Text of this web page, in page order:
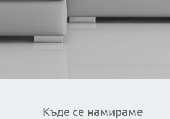
Къде се намираме